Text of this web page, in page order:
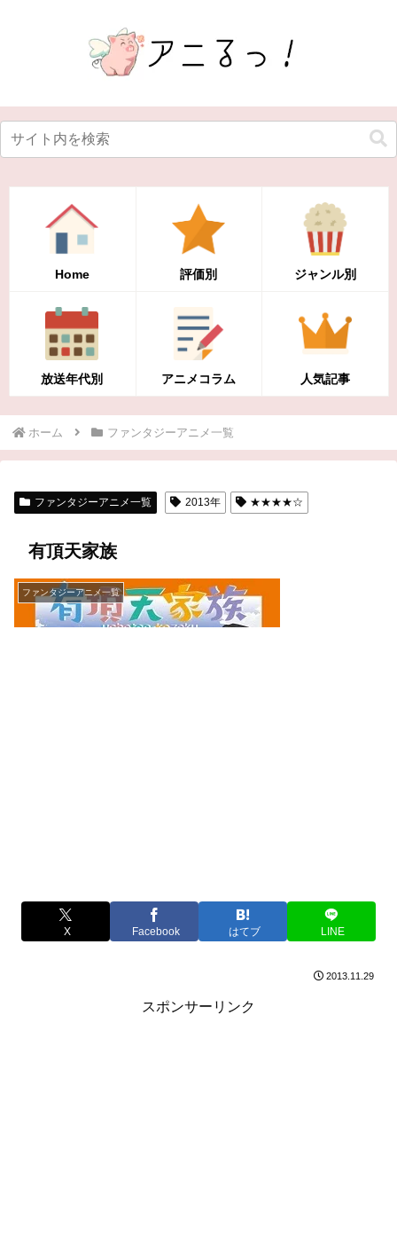
Home 評価別 ジャンル別
放送年代別 アニメコラム 人気記事
ホーム ファンタジーアニメ一覧
ファンタジーアニメ一覧 2013年 ★★★★☆
有頂天家族
ファンタジーアニメ一覧
X Facebook はてブ LINE
2013.11.29
スポンサーリンク